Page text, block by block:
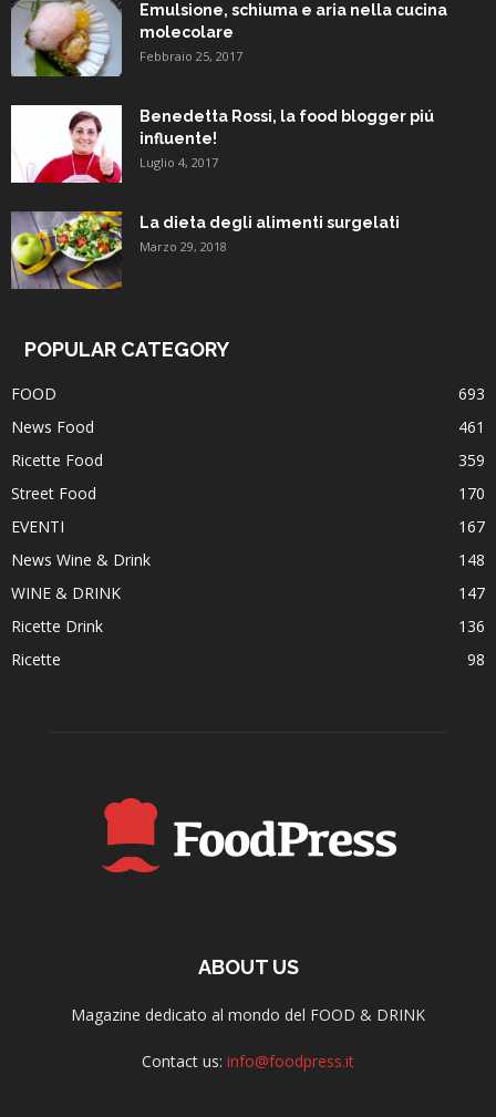
Emulsione, schiuma e aria nella cucina
molecolare
Febbraio 25, 2017
Benedetta Rossi, la food blogger piú
influente!
Luglio 4, 2017
La dieta degli alimenti surgelati
Marzo 29, 2018
POPULAR CATEGORY
FOOD
693
News Food
461
Ricette Food
359
Street Food
170
EVENTI
167
News Wine & Drink
148
WINE & DRINK
147
Ricette Drink
136
Ricette
98
ABOUT US
Magazine dedicato al mondo del FOOD & DRINK
Contact us: info@foodpress.it